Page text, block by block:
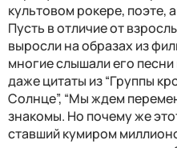
культовом рокере, поэте,
Пусть в отличие от
выросли на образах из
многие слышали его
даже цитаты из “Группы
Солнце”, “Мы ждем
знакомы. Но почему же
ставший кумиром